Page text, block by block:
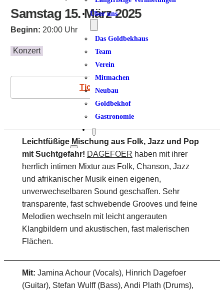
Über uns
Das Goldbekhaus
Team
Verein
Mitmachen
Neubau
Goldbekhof
Gastronomie
Samstag 15. März 2025
Beginn: 20:00 Uhr
Konzert
Tickets
Leichtfüßige Mischung aus Folk, Jazz und Pop
mit Suchtgefahr! DAGEFOER haben mit ihrer
herrlich intimen Mixtur aus Folk, Chanson, Jazz
und afrikanischer Musik einen eigenen,
unverwechselbaren Sound geschaffen. Sehr
transparente, fast schwebende Grooves und feine
Melodien wechseln mit leicht angerauten
Klangbildern und akustischen, fast malerischen
Flächen.
Mit: Jamina Achour (Vocals), Hinrich Dagefoer
(Guitar), Stefan Wulff (Bass), Andi Plath (Drums),